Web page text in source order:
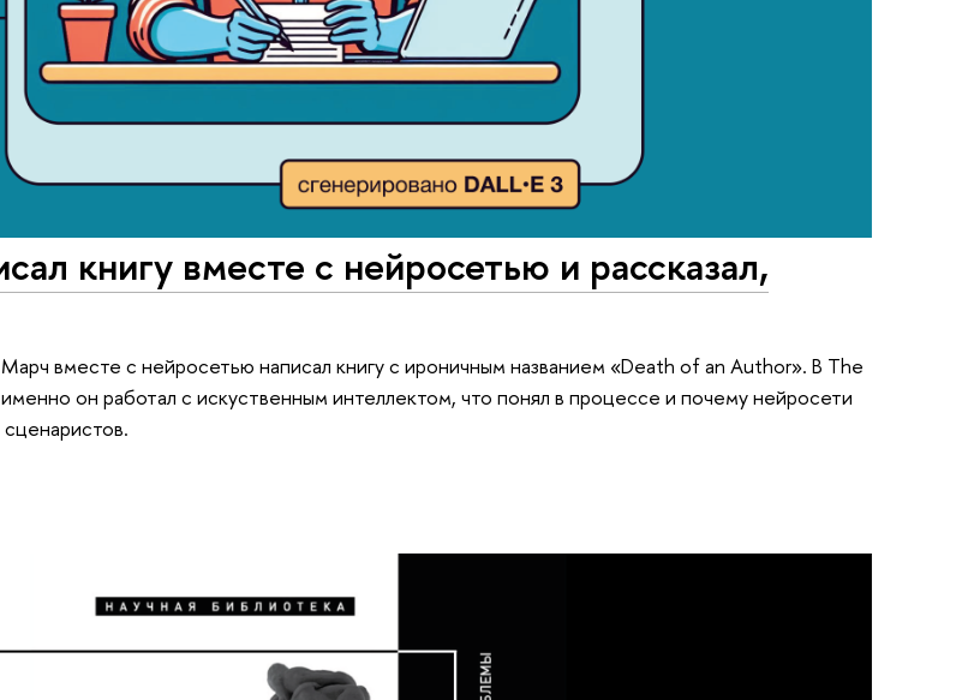
книгу вместе с нейросетью и рассказал,
вместе с нейросетью написал книгу с ироничным названием «Death of an Author». В The
он работал с искуственным интеллектом, что понял в процессе и почему нейросети